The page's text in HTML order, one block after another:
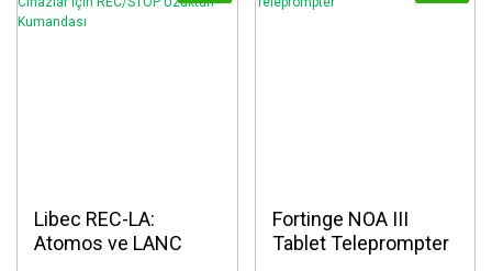
Libec REC-LA:
Atomos ve LANC
Fortinge NOA III
Tablet Teleprompter